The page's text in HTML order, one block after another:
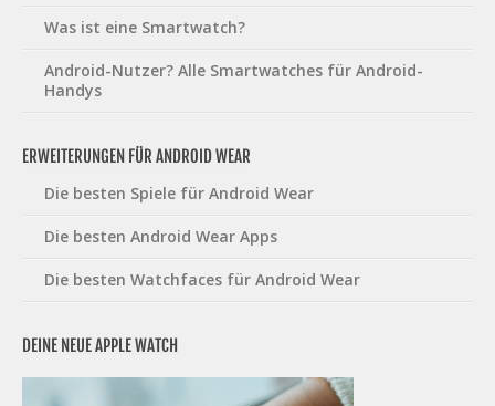
Was ist eine Smartwatch?
Android-Nutzer? Alle Smartwatches für Android-
Handys
ERWEITERUNGEN FÜR ANDROID WEAR
Die besten Spiele für Android Wear
Die besten Android Wear Apps
Die besten Watchfaces für Android Wear
DEINE NEUE APPLE WATCH